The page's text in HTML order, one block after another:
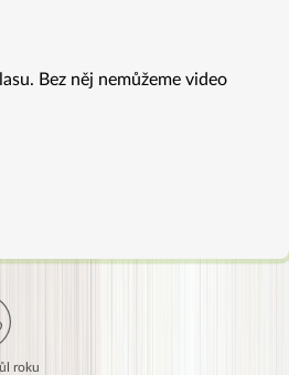
Bez něj nemůžeme video
roku